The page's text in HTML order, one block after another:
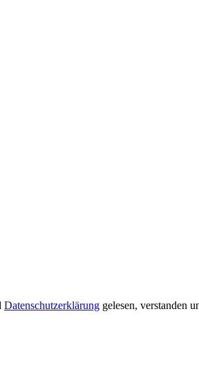
Datenschutzerklärung gelesen, verstanden